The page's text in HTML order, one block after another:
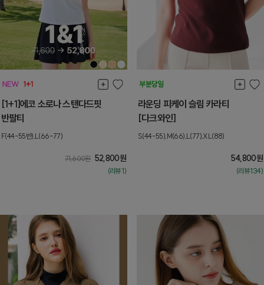
[1+1]에코 소로나 스탠다드핏
반팔티
F(44-55반),L(66-77)
71,600원 52,800원
(리뷰:1)
라운딩 피케이 슬림 카라티
[다크와인]
S(44-55),M(66),L(77),XL(88)
54,800원
(리뷰:134)